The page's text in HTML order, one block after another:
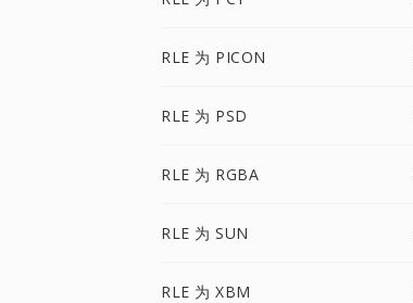
RLE 为 PICON
RLE 为 PSD
RLE 为 RGBA
RLE 为 SUN
RLE 为 XBM